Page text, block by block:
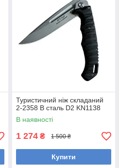
Туристичний ніж складаний
2-2358 В сталь D2 KN1138
В наявності
1 274 ₴ 1 500 ₴
Купити